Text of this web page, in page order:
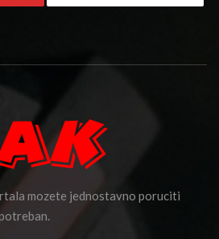
mozete jednostavno poruciti